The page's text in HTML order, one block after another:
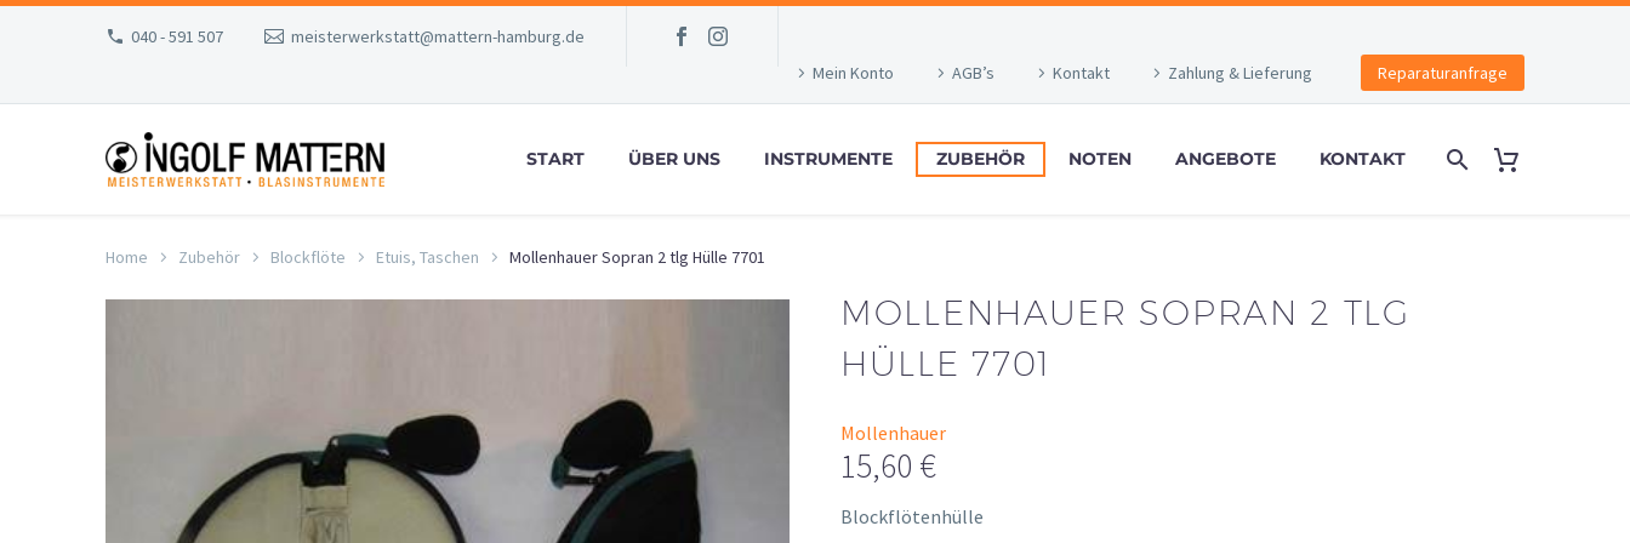
040 - 591 507
meisterwerkstatt@mattern-hamburg.de
Mein Konto
AGB’s Kontakt Zahlung & Lieferung Reparaturanfrage
START ÜBER UNS INSTRUMENTE ZUBEHÖR NOTEN ANGEBOTE KONTAKT
Home Zubehör Blockflöte Etuis, Taschen Mollenhauer Sopran 2 tlg Hülle 7701
MOLLENHAUER SOPRAN 2 TLG
HÜLLE 7701
Mollenhauer
15,60 €
Blockflötenhülle